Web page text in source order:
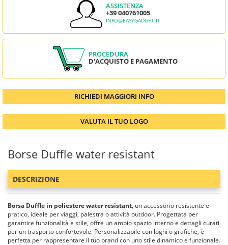
ASSISTENZA
+39 040761005
INFO@EASYGADGET.IT
PROCEDURA
D'ACQUISTO E PAGAMENTO
RICHIEDI MAGGIORI INFO
VALUTA IL TUO LOGO
Borse Duffle water resistant
DESCRIZIONE
Borsa Duffle in poliestere water resistant, un accessorio resistente e
pratico, ideale per viaggi, palestra o attività outdoor. Progettata per
garantire funzionalità e stile, offre un ampio spazio interno e dettagli curati
per un trasporto confortevole. Personalizzabile con loghi o grafiche, è
perfetta per rappresentare il tuo brand con uno stile dinamico e funzionale.